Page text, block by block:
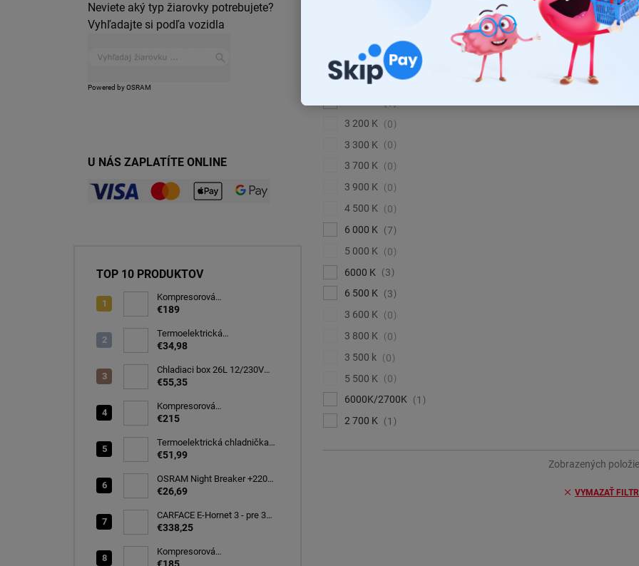
Neviete aký typ žiarovky potrebujete?
Vyhľadajte si podľa vozidla
Powered by OSRAM
U NÁS ZAPLATÍTE ONLINE
TOP 10 PRODUKTOV
Kompresorová
autochladnička 32 litrov, -20C
€189
Termoelektrická
autochladnička 8 l
€34,98
Chladiaci box 26L 12/230V
autochladnička, modrá
€55,35
Kompresorová
autochladnička 40 litrov, -22C
€215
Termoelektrická chladnička
CARFACE 29 litrov -20C
€51,99
OSRAM Night Breaker +220%
H7 PX26d 12V 55W BOX
€26,69
CARFACE E-Hornet 3 - pre 3
elektro/bicykle
€338,25
Kompresorová
autochladnička 25 litrov, -20C
TEPLOTA (FARBA)
3 200 K
0
3 300 K
0
3 700 K
0
3 900 K
0
4 500 K
0
6 000 K
7
5 000 K
0
6000 K
3
6 500 K
3
3 600 K
0
3 800 K
0
3 500 k
0
5 500 K
0
6000K/2700K
1
2 700 K
1
VYMAZAŤ
Zobrazených